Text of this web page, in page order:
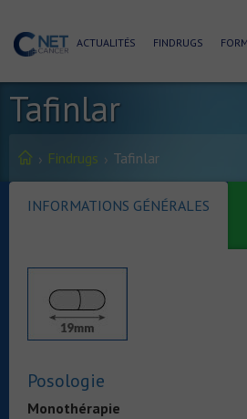
ACTUALITÉS FINDRUGS
Tafinlar
Findrugs Tafinlar
INFORMATIONS GÉNÉRALES
Posologie
Monothérapie